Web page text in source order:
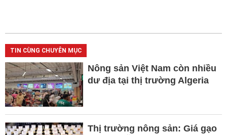
TIN CÙNG CHUYÊN MỤC
Nông sản Việt Nam còn nhiều
dư địa tại thị trường Algeria
Thị trường nông sản: Giá gạo